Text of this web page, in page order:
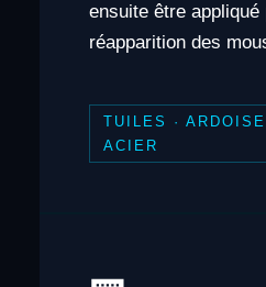
ensuite être
réapparition des
TUILES ·
ACIER